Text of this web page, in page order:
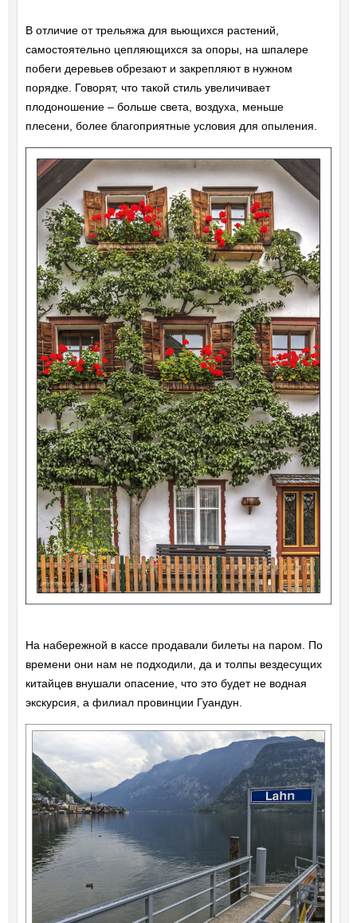
В отличие от трельяжа для вьющихся растений,
самостоятельно цепляющихся за опоры, на шпалере
побеги деревьев обрезают и закрепляют в нужном
порядке. Говорят, что такой стиль увеличивает
плодоношение – больше света, воздуха, меньше
плесени, более благоприятные условия для опыления.
На набережной в кассе продавали билеты на паром. По
времени они нам не подходили, да и толпы вездесущих
китайцев внушали опасение, что это будет не водная
экскурсия, а филиал провинции Гуандун.